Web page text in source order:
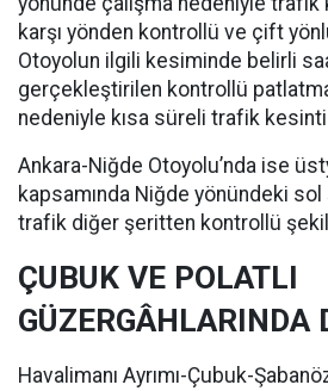
karşı yönden kontrollü ve çift
Otoyolun ilgili kesiminde belirli
gerçekleştirilen kontrollü patlatma
nedeniyle kısa süreli trafik
Ankara-Niğde Otoyolu’nda ise
kapsamında Niğde yönündeki
trafik diğer şeritten kontrollü
ÇUBUK VE POLATLI
GÜZERGÂHLARINDA
Havalimanı Ayrımı-Çubuk-